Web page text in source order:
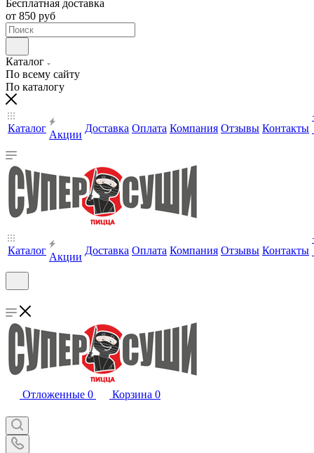
Бесплатная доставка
от 850 руб
Каталог
По всему сайту
По каталогу
Каталог
Акции
Доставка Оплата Компания Отзывы Контакты
Каталог
Акции
Доставка Оплата Компания Отзывы Контакты
Отложенные 0 Корзина 0